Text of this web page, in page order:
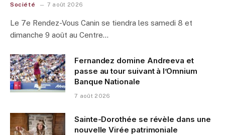
Société 7 août 2026
Le 7e Rendez-Vous Canin se tiendra les samedi 8 et
dimanche 9 août au Centre…
Fernandez domine Andreeva et
passe au tour suivant à l’Omnium
Banque Nationale
7 août 2026
Sainte-Dorothée se révèle dans une
nouvelle Virée patrimoniale